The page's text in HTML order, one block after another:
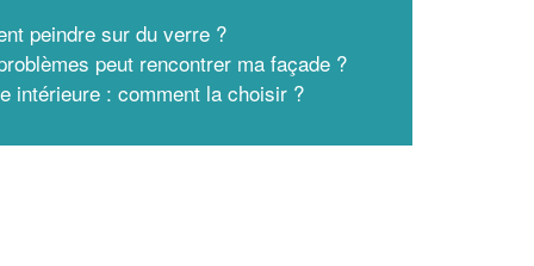
peindre sur du verre ?
peut rencontrer ma façade ?
intérieure : comment la choisir ?